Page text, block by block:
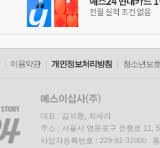
이용약관 개인정보처리방침 청소년보
대표 : 김석환, 최세라
주소 : 서울시 영등포구 은행로 11,
사업자등록번호 : 229-81-37000